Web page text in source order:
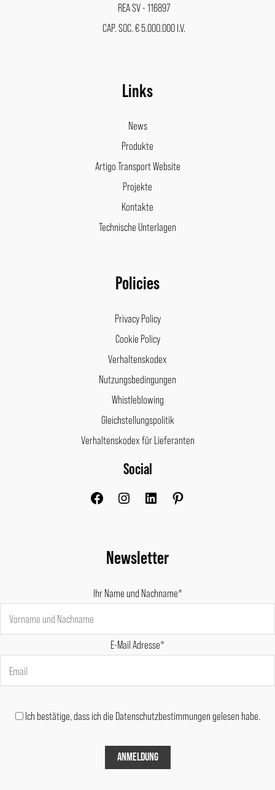
REA SV - 116897
CAP. SOC. € 5.000.000 I.V.
Links
News
Produkte
Artigo Transport Website
Projekte
Kontakte
Technische Unterlagen
Policies
Privacy Policy
Cookie Policy
Verhaltenskodex
Nutzungsbedingungen
Whistleblowing
Gleichstellungspolitik
Verhaltenskodex für Lieferanten
Social
FacebookInstagram
Newsletter
Ihr Name und Nachname*
E-Mail Adresse*
Ich bestätige, dass ich die Datenschutzbestimmungen gelesen habe.